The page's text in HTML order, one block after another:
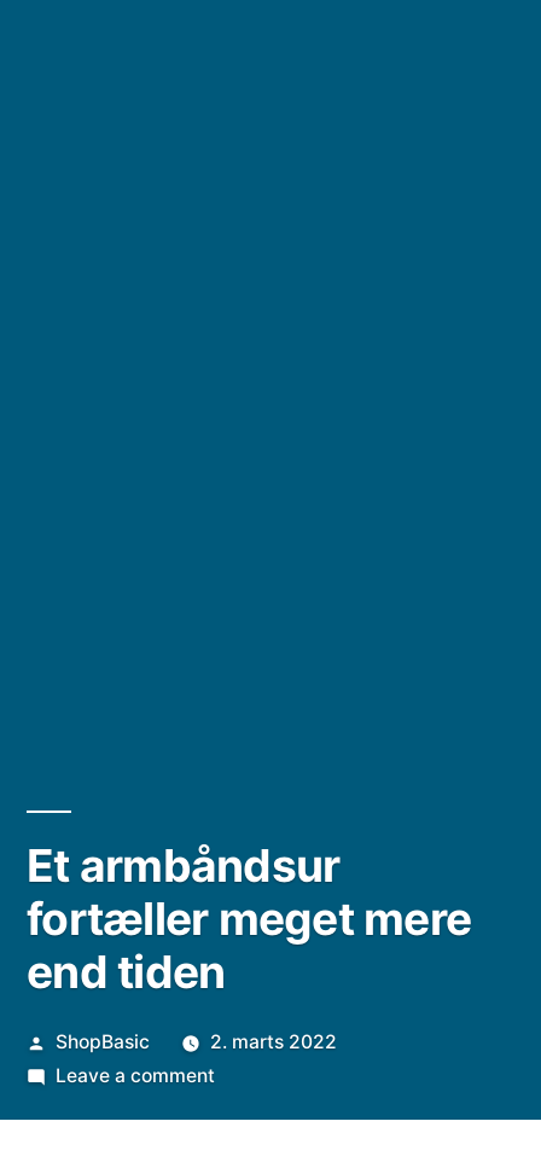
Et armbåndsur
fortæller meget mere
end tiden
Posted
by
ShopBasic
2. marts 2022
Leave a commenton